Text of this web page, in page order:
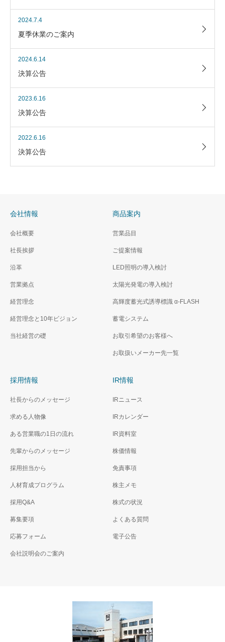
2024.7.4
夏季休業のご案内
2024.6.14
決算公告
2023.6.16
決算公告
2022.6.16
決算公告
会社情報
会社概要
社長挨拶
沿革
営業拠点
経営理念
経営理念と10年ビジョン
当社経営の礎
商品案内
営業品目
ご提案情報
LED照明の導入検討
太陽光発電の導入検討
高輝度蓄光式誘導標識 α‐FLASH
蓄電システム
お取引希望のお客様へ
お取扱いメーカー先一覧
採用情報
社長からのメッセージ
求める人物像
ある営業職の1日の流れ
先輩からのメッセージ
採用担当から
人材育成プログラム
採用Q&A
募集要項
応募フォーム
会社説明会のご案内
IR情報
IRニュース
IRカレンダー
IR資料室
株価情報
免責事項
株主メモ
株式の状況
よくある質問
電子公告